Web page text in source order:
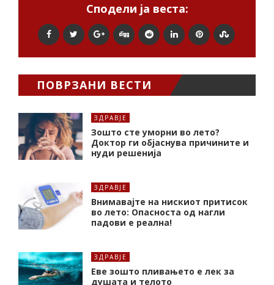
Сподели ја веста:
ПОВРЗАНИ ВЕСТИ
ЗДРАВЈЕ
Зошто сте уморни во лето?
Доктор ги објаснува причините и
нуди решенија
ЗДРАВЈЕ
Внимавајте на нискиот притисок
во лето: Опасноста од нагли
падови е реална!
ЗДРАВЈЕ
Еве зошто пливањето е лек за
душата и телото